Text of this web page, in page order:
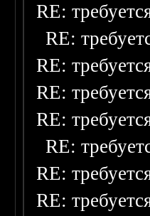
RE:
RE:
RE:
RE:
RE:
RE:
RE:
RE: